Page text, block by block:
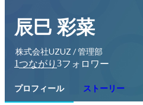
辰巳 彩菜
株式会社UZUZ / 管理部
1つながり 3フォロワー
プロフィール ストーリー